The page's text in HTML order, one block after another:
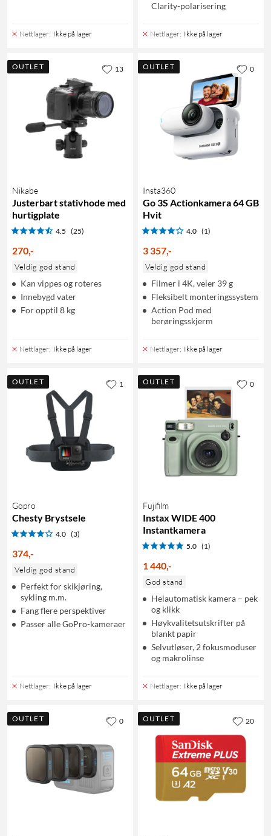
Nettlager: Ikke på lager
Clarity-polarisering
Nettlager: Ikke på lager
OUTLET
Nikabe
Justerbart stativhode med
hurtigplate
4.5 (25)
270,-
Veldig god stand
Kan vippes og roteres
Innebygd vater
For opptil 8 kg
Nettlager: Ikke på lager
13 OUTLET
Insta360
Go 3S Actionkamera 64 GB
Hvit
4.0 (1)
3 357,-
Veldig god stand
Filmer i 4K, veier 39 g
Fleksibelt monteringssystem
Action Pod med
berøringsskjerm
Nettlager: Ikke på lager
0
OUTLET
Gopro
Chesty Brystsele
4.0 (3)
374,-
Veldig god stand
Perfekt for skikjøring,
sykling m.m.
Fang flere perspektiver
Passer alle GoPro-kameraer
Nettlager: Ikke på lager
1 OUTLET
Fujifilm
Instax WIDE 400
Instantkamera
5.0 (1)
1 440,-
God stand
Helautomatisk kamera – pek
og klikk
Høykvalitetsutskrifter på
blankt papir
Selvutløser, 2 fokusmoduser
og makrolinse
Nettlager: Ikke på lager
0
OUTLET 0 OUTLET 20